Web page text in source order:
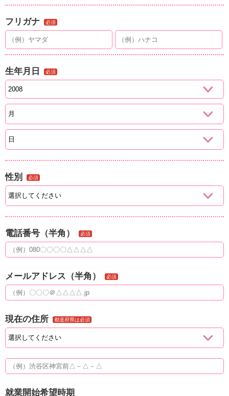
フリガナ 必須
生年月日 必須
性別 必須
電話番号（半角） 必須
メールアドレス（半角） 必須
現在の住所 都道府県は必須
就業開始希望時期